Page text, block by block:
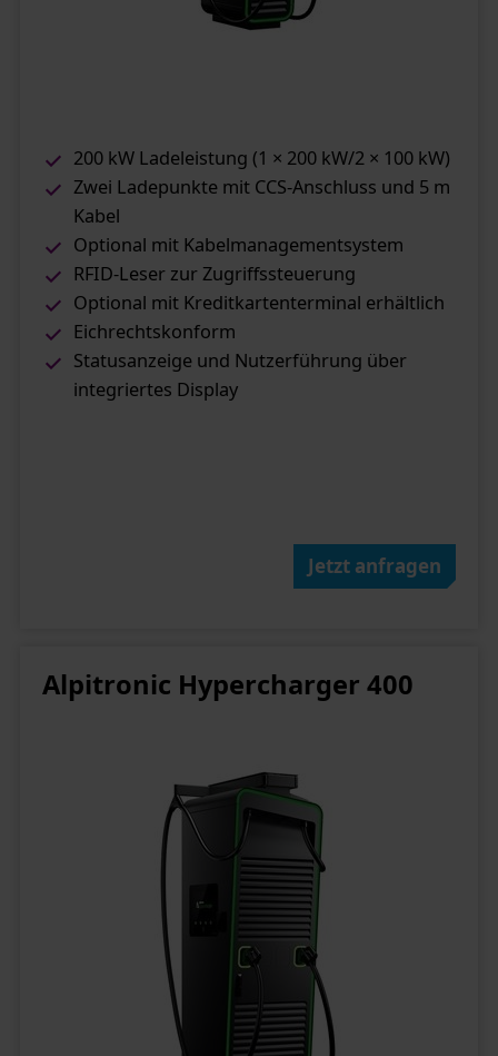
200 kW Ladeleistung (1 × 200 kW/2 × 100 kW)
Zwei Ladepunkte mit CCS-Anschluss und 5 m
Kabel
Optional mit Kabelmanagementsystem
RFID-Leser zur Zugriffssteuerung
Optional mit Kreditkartenterminal erhältlich
Eichrechtskonform
Statusanzeige und Nutzerführung über
integriertes Display
Jetzt anfragen
Alpitronic Hypercharger 400